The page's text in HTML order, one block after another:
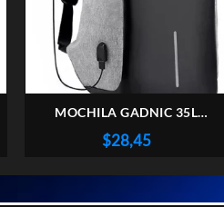
MOCHILA GADNIC 35L
ANTIROBO 15.6″ MCH20
NEGRO/GRIS
$28,45